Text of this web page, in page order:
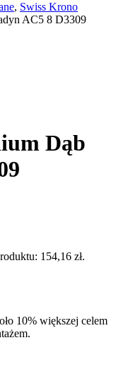
, Swiss Krono
AC5 8 D3309
Dąb
154,16 zł.
10% większej celem